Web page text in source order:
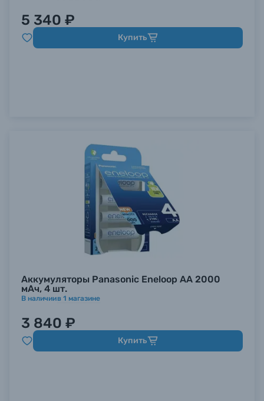
5 340 ₽
Купить
Аккумуляторы Panasonic Eneloop AA 2000
мАч, 4 шт.
В наличиив 1 магазине
3 840 ₽
Купить